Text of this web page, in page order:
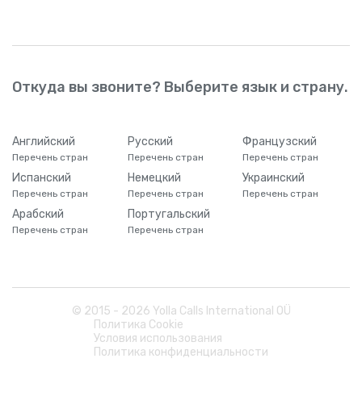
Откуда вы звоните? Выберите язык и страну.
Английский
Перечень стран
Русский
Перечень стран
Французский
Перечень стран
Испанский
Перечень стран
Немецкий
Перечень стран
Украинский
Перечень стран
Арабский
Перечень стран
Португальский
Перечень стран
© 2015 - 2026 Yolla Calls International OÜ
Политика Cookie
Условия использования
Политика конфиденциальности